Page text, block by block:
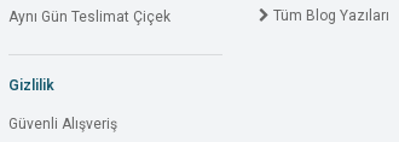
Aynı Gün Teslimat Çiçek
Gizlilik
Güvenli Alışveriş
Tüm Blog Yazıları